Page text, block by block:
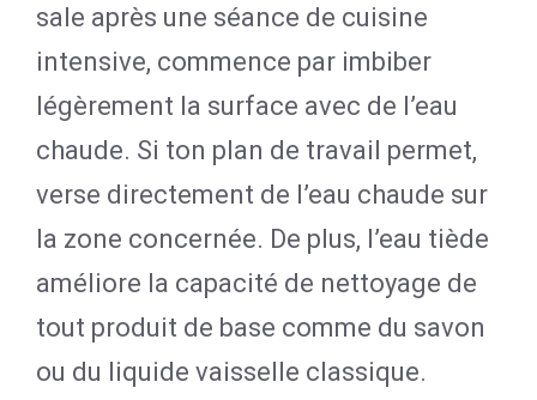
sale après une séance de cuisine
intensive, commence par imbiber
légèrement la surface avec de l’eau
chaude. Si ton plan de travail permet,
verse directement de l’eau chaude sur
la zone concernée. De plus, l’eau tiède
améliore la capacité de nettoyage de
tout produit de base comme du savon
ou du liquide vaisselle classique.